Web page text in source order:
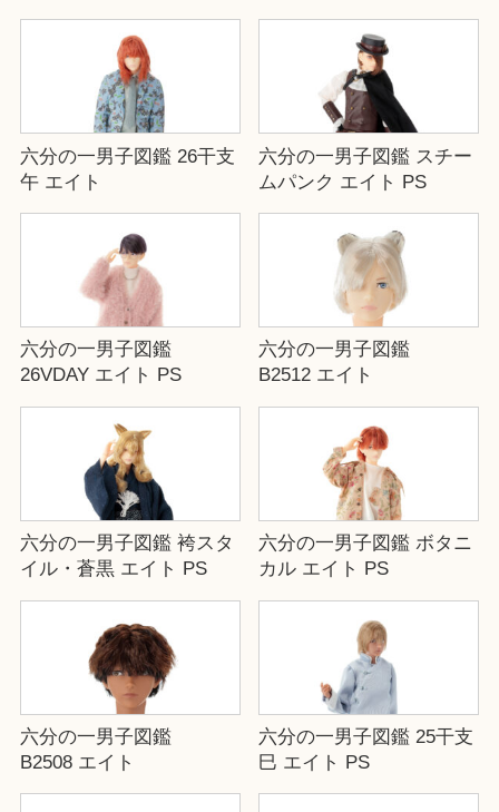
六分の一男子図鑑 26干支
午 エイト
六分の一男子図鑑 スチー
ムパンク エイト PS
六分の一男子図鑑
26VDAY エイト PS
六分の一男子図鑑
B2512 エイト
六分の一男子図鑑 袴スタ
イル・蒼黒 エイト PS
六分の一男子図鑑 ボタニ
カル エイト PS
六分の一男子図鑑
B2508 エイト
六分の一男子図鑑 25干支
巳 エイト PS